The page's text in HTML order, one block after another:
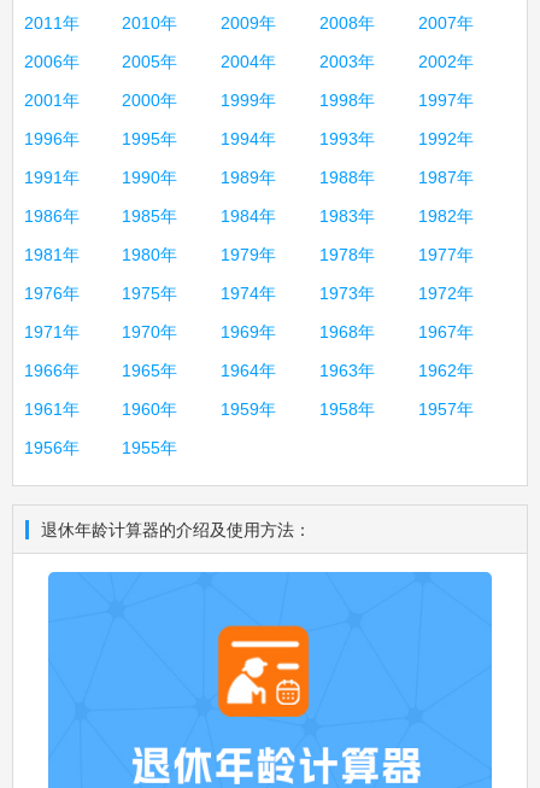
2011年
2010年 2009年 2008年
2007年
2006年
2005年 2004年 2003年
2002年
2001年
2000年 1999年 1998年
1997年
1996年
1995年 1994年 1993年
1992年
1991年
1990年 1989年 1988年
1987年
1986年
1985年 1984年 1983年
1982年
1981年
1980年 1979年 1978年
1977年
1976年
1975年 1974年 1973年
1972年
1971年
1970年 1969年 1968年
1967年
1966年
1965年 1964年 1963年
1962年
1961年
1960年 1959年 1958年
1957年
1956年
1955年
退休年龄计算器的介绍及使用方法：